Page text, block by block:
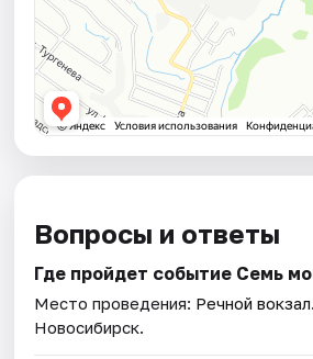
Вопросы и ответы
Где пройдет событие Семь
Место проведения: Речной вокзал
Новосибирск.